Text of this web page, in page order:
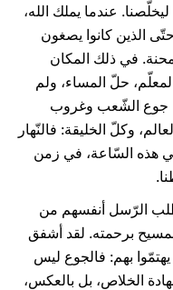
عندما يملك الله،
الذين كانوا يصغون
في ذلك المكان
حلّ المساء، ولم
لها طعامًا (راجع الآية 12). جوع الشّعب وغروب
وكلّ الخليقة: فالنّهار
هذه السّاعة، في زمن
طلب الرّسل أنفسهم من
برحمته. لقد أشفق
بهم: فالجوع ليس
الخلاص، بل بالعكس،